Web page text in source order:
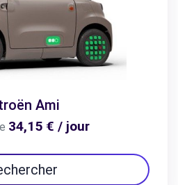
Ami
34,15 € / jour